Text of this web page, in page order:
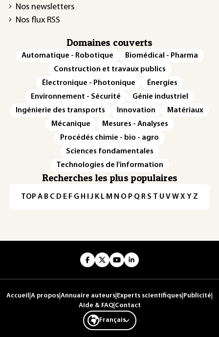
Nos newsletters
Nos flux RSS
Domaines couverts
Automatique - Robotique
Biomédical - Pharma
Construction et travaux publics
Électronique - Photonique
Énergies
Environnement - Sécurité
Génie industriel
Ingénierie des transports
Innovation
Matériaux
Mécanique
Mesures - Analyses
Procédés chimie - bio - agro
Sciences fondamentales
Technologies de l'information
Recherches les plus populaires
TOP·A·B·C·D· E· F·G· H · ·J· K· L· M · N ·O·P·Q·R·S·T·U·V·W·X·Y·Z
Accueil A propos Annuaire auteurs Experts scientifiques Publicité
Aide & FAQ| Contact
Français